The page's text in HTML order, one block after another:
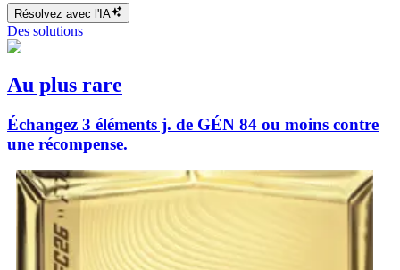
Résolvez avec l'IA
Des solutions
Au plus rare
Échangez 3 éléments j. de GÉN 84 ou moins contre
une récompense.